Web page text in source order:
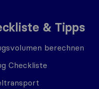
& Tipps
berechnen
Checkliste